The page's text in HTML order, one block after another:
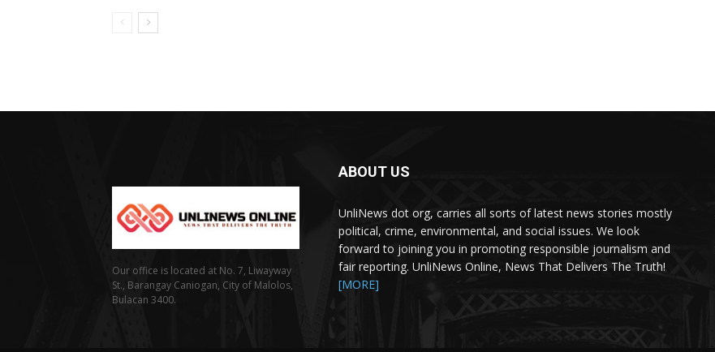
Our office is located at No. 7, Liwayway
St., Barangay Caniogan, City of Malolos,
Bulacan 3400.
ABOUT US
UnliNews dot org, carries all sorts of latest news stories mostly
political, crime, environmental, and social issues. We look
forward to joining you in promoting responsible journalism and
fair reporting. UnliNews Online, News That Delivers The Truth!
[MORE]